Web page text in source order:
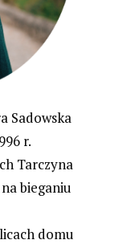
Sadowska
r.
Tarczyna
bieganiu
domu